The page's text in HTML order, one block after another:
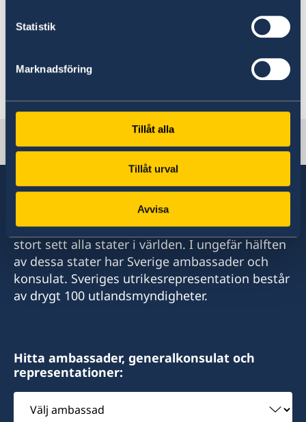
Statistik
Marknadsföring
Tillåt alla
Tillåt urval
Avvisa
Du som är intresserad av att arbeta i Sverige
hittar dessutom heltäckande information på
Sweden in Ecuador
Sverige har diplomatiska förbindelser med i
stort sett alla stater i världen. I ungefär hälften
av dessa stater har Sverige ambassader och
konsulat. Sveriges utrikesrepresentation består
av drygt 100 utlandsmyndigheter.
Hitta ambassader, generalkonsulat och
representationer:
ambassad